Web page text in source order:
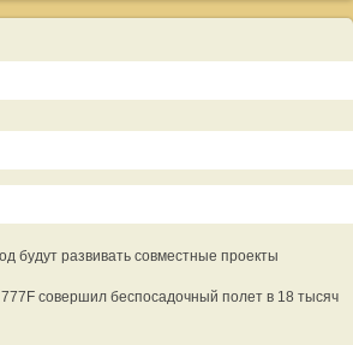
будут развивать совместные проекты
777F совершил беспосадочный полет в 18 тысяч